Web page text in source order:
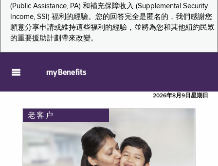
(Public Assistance, PA) 和補充保障收入 (Supplemental Security
Income, SSI) 福利的經驗。您的回答完全是匿名的，我們感謝您
願意分享申請或維持這些福利的經驗，並將為您和其他紐約民眾
的重要援助計劃帶來改變。
myBenefits
2026年8月9日星期日
老客户